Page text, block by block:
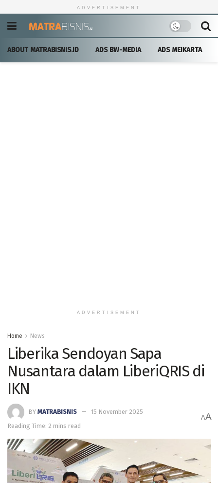
ADVERTISEMENT
ABOUT MATRABISNIS.ID ADS BW-MEDIA ADS MEIKARTA
ADVERTISEMENT
Home News
Liberika Sendoyan Sapa
Nusantara dalam LiberiQRIS di
IKN
BY MATRABISNIS
15 November 2025
Reading Time: 2 mins read
AA